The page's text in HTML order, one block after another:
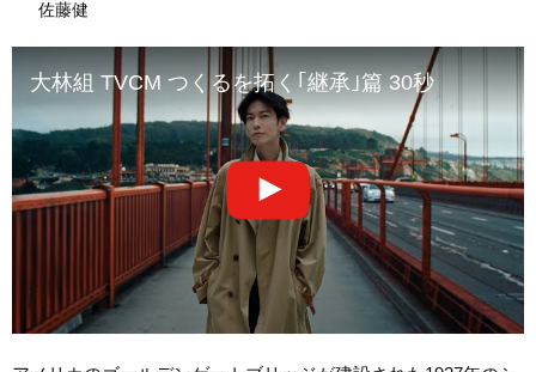
佐藤健
大林組 TVCM つくるを拓く｢継承｣篇 30秒